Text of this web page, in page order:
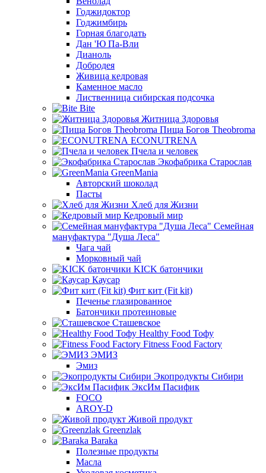
Годжидоктор
Годжимбирь
Горная благодать
Дан 'Ю Па-Вли
Дианоль
Добродея
Живица кедровая
Каменное масло
Лиственница сибирская подсочка
Bite
Житница Здоровья
Пища Богов Theobroma
ECONUTRENA
Пчела и человек
Экофабрика Старослав
GreenMania
Авторский шоколад
Пасты
Хлеб для Жизни
Кедровый мир
Семейная
мануфактура "Душа Леса"
Чага чай
Морковный чай
KICK батончики
Каусар
Фит кит (Fit kit)
Печенье глазированное
Батончики протеиновые
Сташевское
Healthy Food Тофу
Fitness Food Factory
ЭМИЗ
Эмиз
Экопродукты Сибири
ЭксИм Пасифик
FOCO
AROY-D
Живой продукт
Greenzlak
Baraka
Полезные продукты
Масла